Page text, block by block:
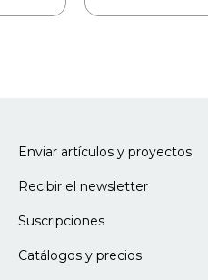
Enviar artículos y proyectos
Recibir el newsletter
Suscripciones
Catálogos y precios